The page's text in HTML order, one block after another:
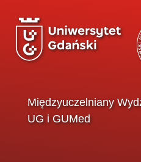
Międzyuczelniany
UG i GUMed